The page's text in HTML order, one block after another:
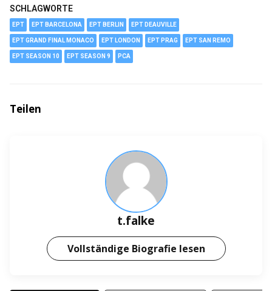
SCHLAGWORTE
EPT EPT BARCELONA EPT BERLIN EPT DEAUVILLE
EPT GRAND FINAL MONACO EPT LONDON EPT PRAG EPT SAN REMO
EPT SEASON 10 EPT SEASON 9 PCA
Teilen
t.falke
Vollständige Biografie lesen